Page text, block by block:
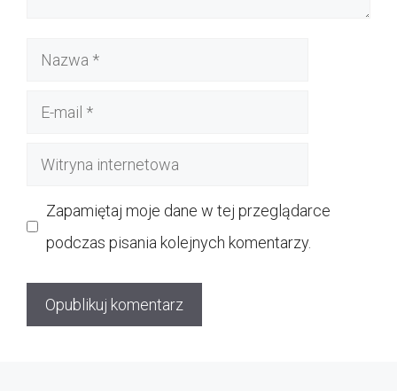
Nazwa
Witryna
Zapamiętaj moje dane w tej przeglądarce
podczas pisania kolejnych komentarzy.